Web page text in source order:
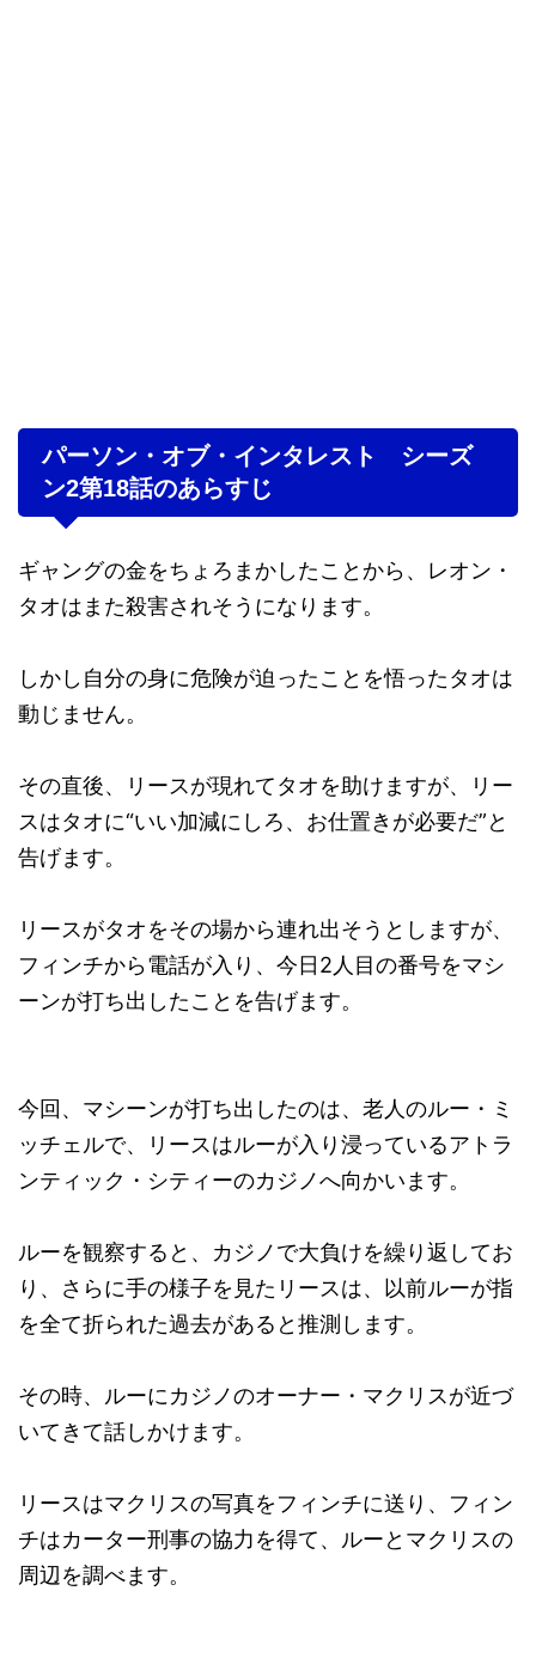
パーソン・オブ・インタレスト シーズ
ン2第18話のあらすじ
ギャングの金をちょろまかしたことから、レオン・
タオはまた殺害されそうになります。
しかし自分の身に危険が迫ったことを悟ったタオは
動じません。
その直後、リースが現れてタオを助けますが、リー
スはタオに“いい加減にしろ、お仕置きが必要だ”と
告げます。
リースがタオをその場から連れ出そうとしますが、
フィンチから電話が入り、今日2人目の番号をマシ
ーンが打ち出したことを告げます。
今回、マシーンが打ち出したのは、老人のルー・ミ
ッチェルで、リースはルーが入り浸っているアトラ
ンティック・シティーのカジノへ向かいます。
ルーを観察すると、カジノで大負けを繰り返してお
り、さらに手の様子を見たリースは、以前ルーが指
を全て折られた過去があると推測します。
その時、ルーにカジノのオーナー・マクリスが近づ
いてきて話しかけます。
リースはマクリスの写真をフィンチに送り、フィン
チはカーター刑事の協力を得て、ルーとマクリスの
周辺を調べます。